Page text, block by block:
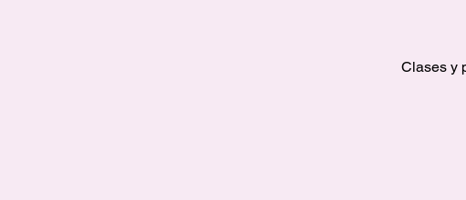
Clases y